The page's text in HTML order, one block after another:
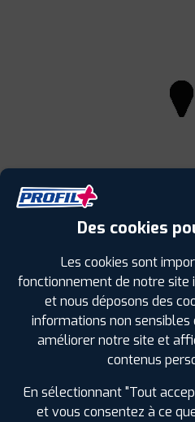
Leaflet |
Des cookies
Les cookies sont
fonctionnement de notre site
et nous déposons des
informations non
améliorer notre site et
contenus
En sélectionnant "Tout
et vous consentez à ce